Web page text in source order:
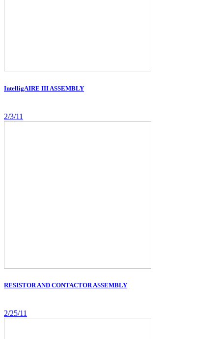
IntelligAIRE III ASSEMBLY
2/3/11
RESISTOR AND CONTACTOR ASSEMBLY
2/25/11